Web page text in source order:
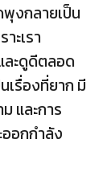
งกลายเป็น
ะเรา
ะดูดีตลอด
เรื่องที่ยาก มี
และการ
อกกำลัง